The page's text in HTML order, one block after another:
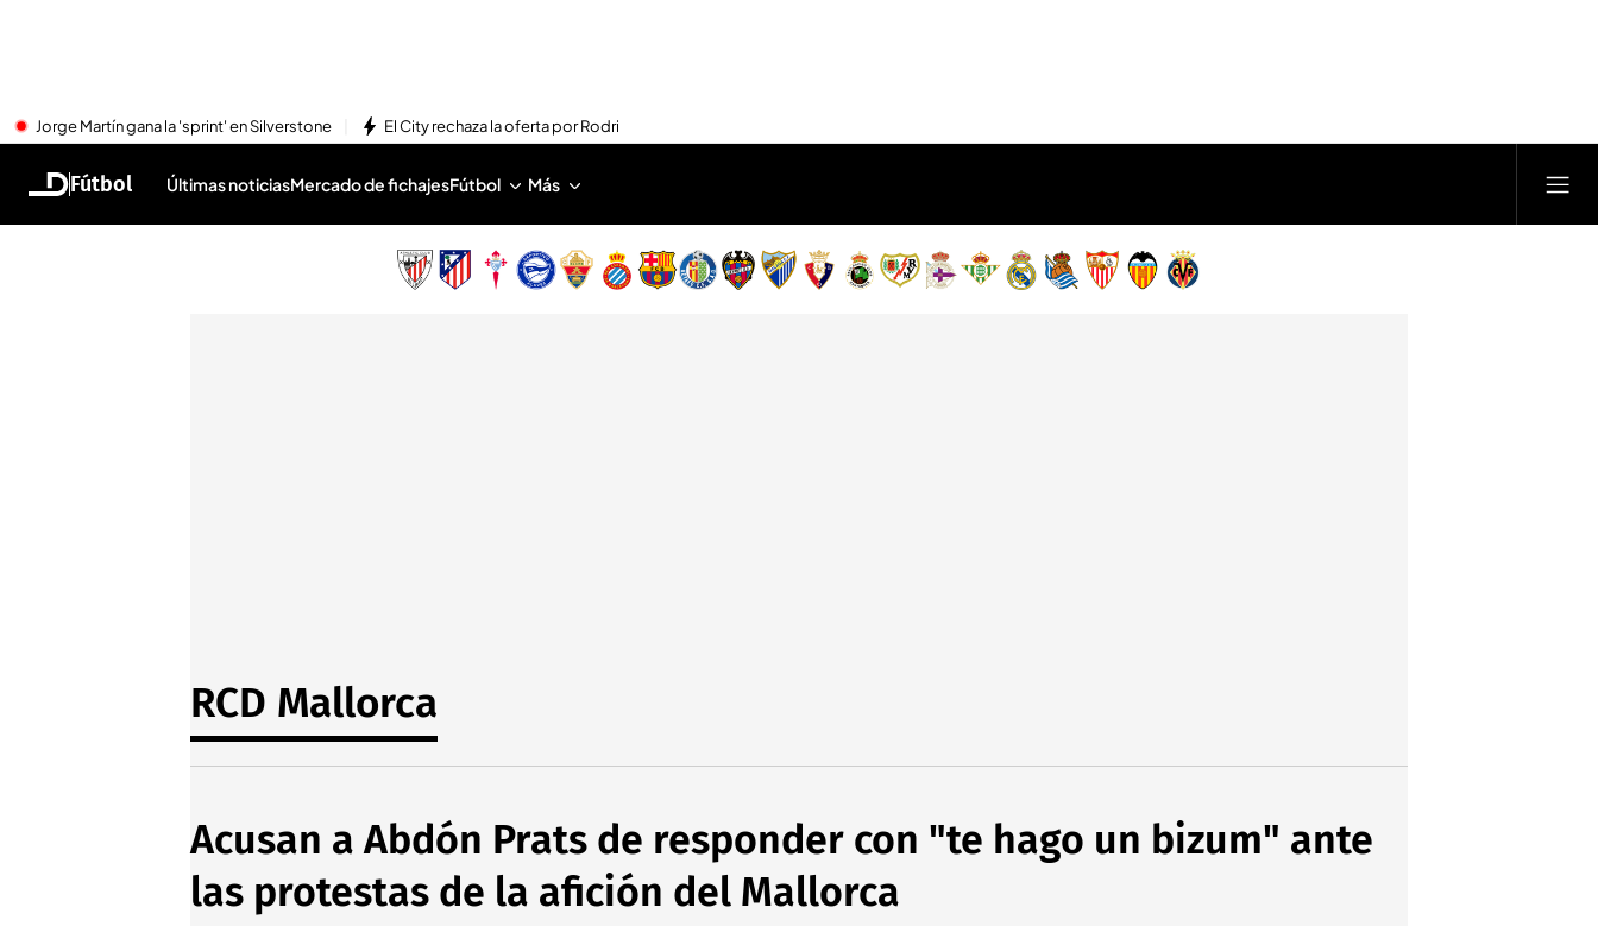
Jorge Martín gana la 'sprint' en Silverstone El City rechaza la oferta por Rodri
Fútbol Últimas noticiasMercado de fichajesFútbol Más
RCD Mallorca
Acusan a Abdón Prats de responder con "te hago un bizum" ante
las protestas de la afición del Mallorca